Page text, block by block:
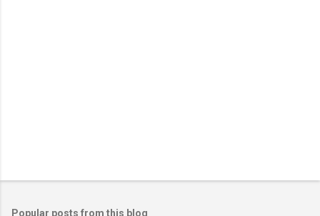
Popular posts from this blog